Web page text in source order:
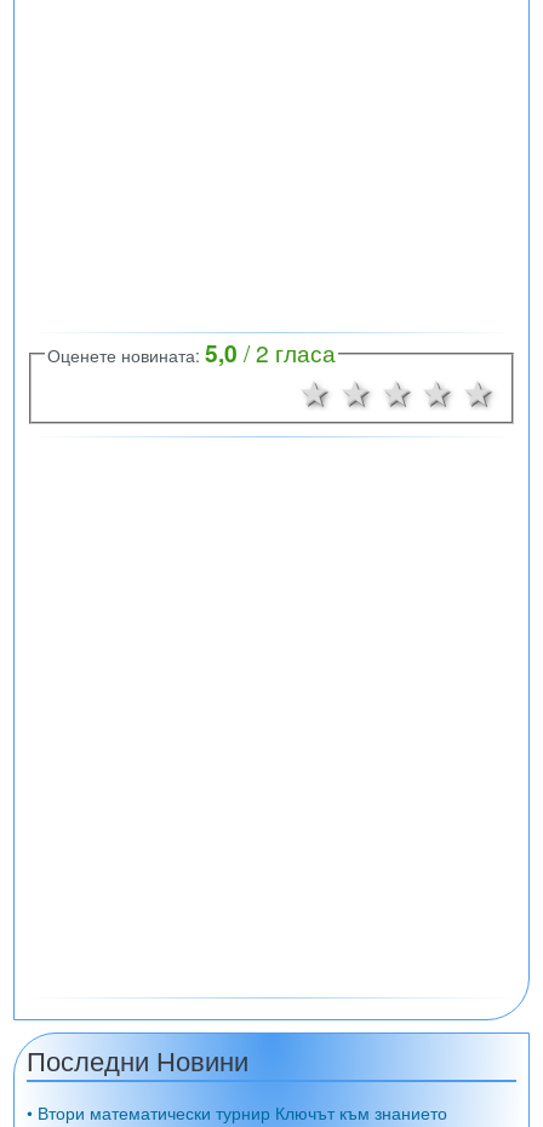
Оценете новината: 5,0 /2 гласа
4
3
2 звезди
1 звезда
Последни Новини
• Втори математически турнир Ключът към знанието